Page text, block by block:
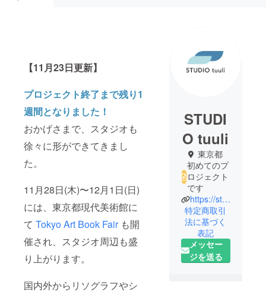
【11月23日更新】
プロジェクト終了まで残り1
週間となりました！
おかげさまで、スタジオも
徐々に形ができてきまし
た。
11月28日(木)〜12月1日(日)
には、東京都現代美術館に
て Tokyo Art Book Fairも開
催され、スタジオ周辺も盛
り上がります。
国内外からリソグラフやシ
STUDI
O tuuli
東京都
初めてのプ
ロジェクト
です
https://studiotuuli.com/
特定商取引
法に基づく
表記
メッセー
ジを送る